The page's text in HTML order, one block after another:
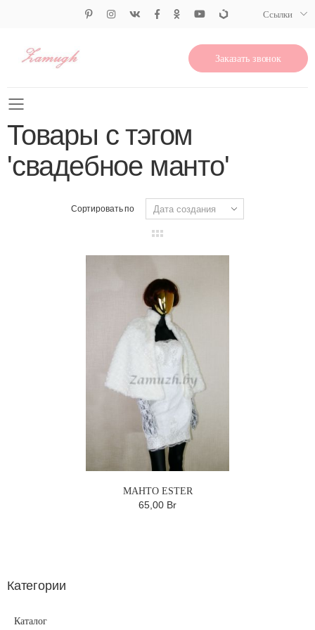
Ссылки
Заказать звонок
Свернуть меню
Товары с тэгом
'свадебное манто'
Сортировать по
МАНТО ESTER
65,00 Br
Категории
Каталог